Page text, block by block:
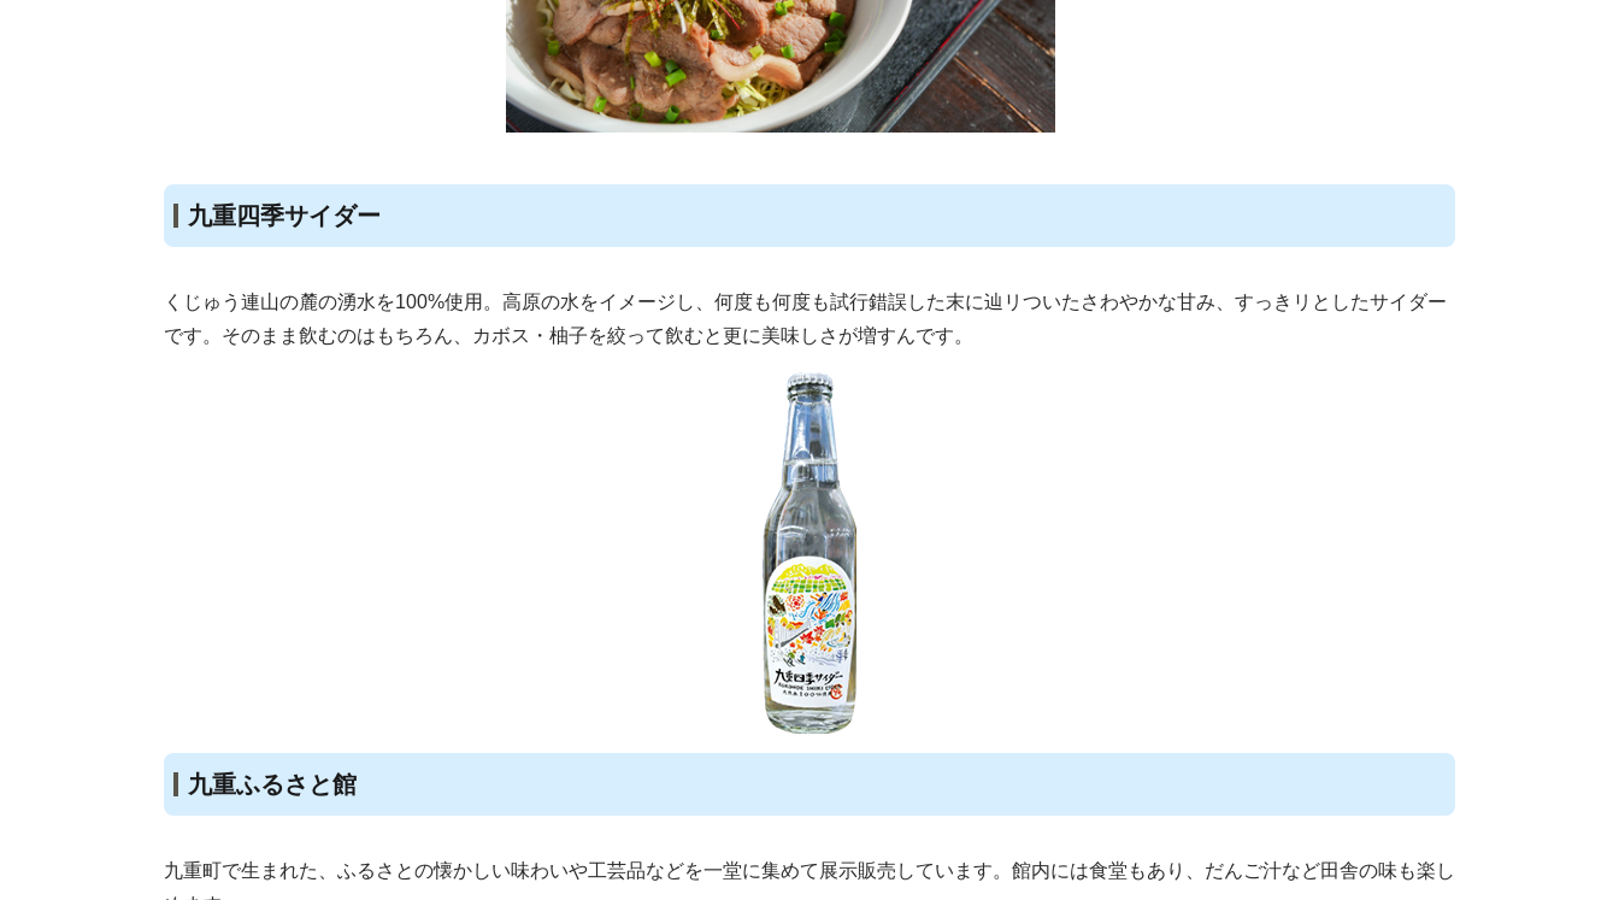
九重四季サイダー
くじゅう連山の麓の湧水を100%使用。高原の水をイメージし、何度も何度も試行錯誤した末に辿リついたさわやかな甘み、すっきリとしたサイダー
です。そのまま飲むのはもちろん、カボス・柚子を絞って飲むと更に美味しさが増すんです。
九重ふるさと館
九重町で生まれた、ふるさとの懐かしい味わいや工芸品などを一堂に集めて展示販売しています。館内には食堂もあり、だんご汁など田舎の味も楽し